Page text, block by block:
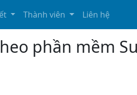
Thành viên Liên hệ
phần mềm